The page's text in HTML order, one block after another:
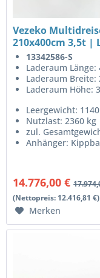
Vezeko
210x400cm 3,5t
13342586-S
Laderaum Länge:
Laderaum Breite:
Laderaum Höhe:
Leergewicht:
Nutzlast: 2360 kg
zul.
Anhänger:
14.776,00 €
(Nettopreis: 12.416,81 €)
Merken